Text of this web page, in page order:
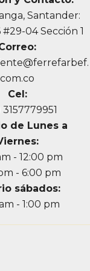
Santander:
04 Sección 1
com.co
Cel:
3157779951
de Lunes a
- 12:00 pm
- 6:00 pm
sábados:
- 1:00 pm